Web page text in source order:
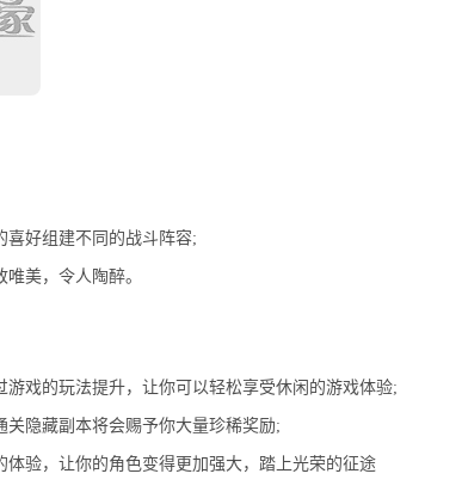
喜好组建不同的战斗阵容;
美，令人陶醉。
戏的玩法提升，让你可以轻松享受休闲的游戏体验;
隐藏副本将会赐予你大量珍稀奖励;
验，让你的角色变得更加强大，踏上光荣的征途